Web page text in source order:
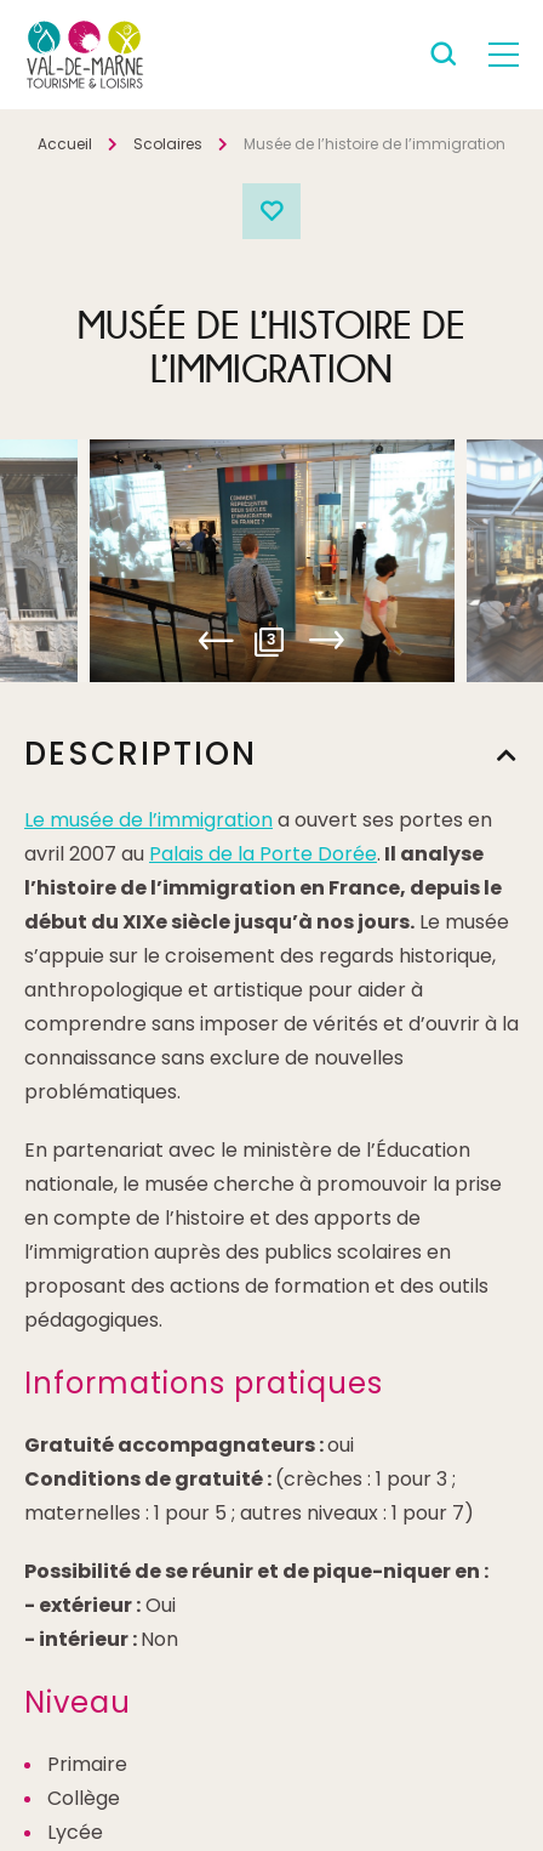
Accueil Scolaires Musée de l’histoire de l’immigration
MUSÉE DE L’HISTOIRE DE
L’IMMIGRATION
3
DESCRIPTION
Le musée de l’immigrationa ouvert ses portes en
avril 2007 au Palais de la Porte Dorée. Il analyse
l’histoire de l’immigration en France, depuis le
début du XIXe siècle jusqu’à nos jours. Le musée
s’appuie sur le croisement des regards historique,
anthropologique et artistique pour aider à
comprendre sans imposer de vérités et d’ouvrir à la
connaissance sans exclure de nouvelles
problématiques.
En partenariat avec le ministère de l’Éducation
nationale, le musée cherche à promouvoir la prise
en compte de l’histoire et des apports de
l’immigration auprès des publics scolaires en
proposant des actions de formation et des outils
pédagogiques.
Informations pratiques
Gratuité accompagnateurs :oui
Conditions de gratuité :(crèches : 1 pour 3 ;
maternelles : 1 pour 5 ; autres niveaux : 1 pour 7)
Possibilité de se réunir et de pique-niquer en :
- extérieur :Oui
- intérieur :Non
Niveau
Primaire
Collège
Lycée